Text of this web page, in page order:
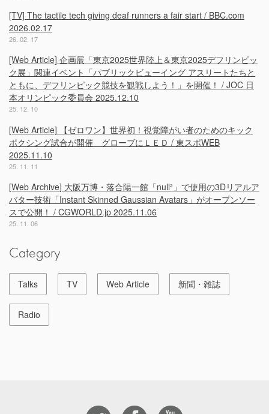
[TV] The tactile tech giving deaf runners a fair start / BBC.com
2026.02.17
26. 02. 17
[Web Article] 企画展「東京2025世界陸上＆東京2025デフリンピッ
ク展」関連イベント「パブリックビューイング アスリートたちと
ともに、デフリンピック競技を観戦しよう！」を開催！ / JOC 日
本オリンピック委員会 2025.12.10
25. 12. 10
[Web Article] 【ゼロワン】世界初！視覚障がい者のためのキック
ボクシング試合が開催 グローブにＬＥＤ / 東スポWEB
2025.11.10
25. 11. 11
[Web Archive] 大阪万博・落合陽一館「null²」で使用の3Dリアルア
バター技術「Instant Skinned Gaussian Avatars」がオープンソー
スで公開！ / CGWORLD.jp 2025.11.06
25. 11. 06
Category
Talks TV Web Article 新聞・雑誌
Radio